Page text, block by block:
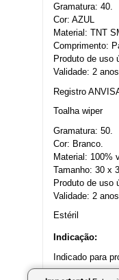
Gramatura: 40.
Cor: AZUL
Material: TNT
Comprimento:
Produto de uso
Validade: 2 anos.
Registro
Toalha wiper
Gramatura: 50.
Cor: Branco.
Material: 100%
Tamanho: 30 x
Produto de uso
Validade: 2 anos.
Estéril
Indicação:
Indicado para